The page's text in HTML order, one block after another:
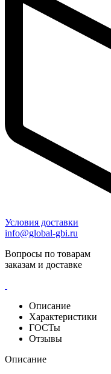
Условия доставки
info@global-gbi.ru
Вопросы по товарам
заказам и доставке
Описание
Характеристики
ГОСТы
Отзывы
Описание